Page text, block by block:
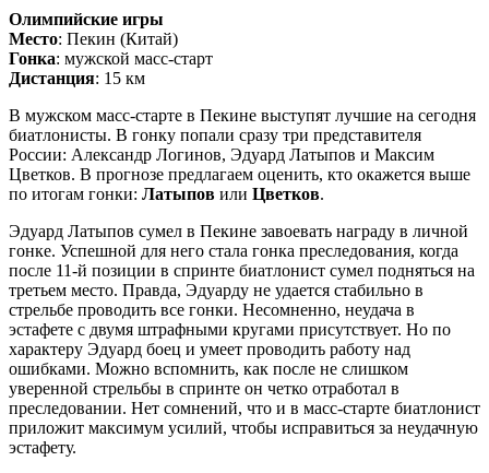
Олимпийские игры
Место: Пекин (Китай)
Гонка: мужской масс-старт
Дистанция: 15 км
В мужском масс-старте в Пекине выступят лучшие на сегодня
биатлонисты. В гонку попали сразу три представителя
России: Александр Логинов, Эдуард Латыпов и Максим
Цветков. В прогнозе предлагаем оценить, кто окажется выше
по итогам гонки: Латыпов или Цветков.
Эдуард Латыпов сумел в Пекине завоевать награду в личной
гонке. Успешной для него стала гонка преследования, когда
после 11-й позиции в спринте биатлонист сумел подняться на
третьем место. Правда, Эдуарду не удается стабильно в
стрельбе проводить все гонки. Несомненно, неудача в
эстафете с двумя штрафными кругами присутствует. Но по
характеру Эдуард боец и умеет проводить работу над
ошибками. Можно вспомнить, как после не слишком
уверенной стрельбы в спринте он четко отработал в
преследовании. Нет сомнений, что и в масс-старте биатлонист
приложит максимум усилий, чтобы исправиться за неудачную
эстафету.